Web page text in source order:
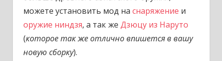
можете установить мод на снаряжение и
оружие ниндзя, а так же Дзюцу из Наруто
(которое так же отлично впишется в вашу
новую сборку).